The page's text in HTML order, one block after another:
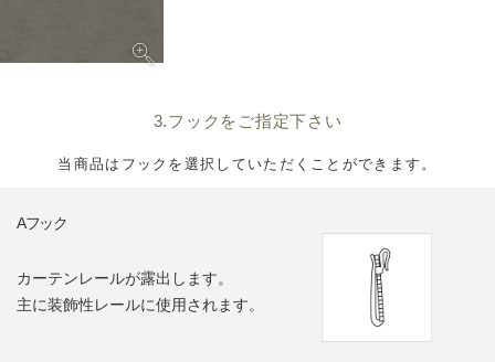
3.フックをご指定下さい
当商品はフックを選択していただくことができます。
Aフック
カーテンレールが露出します。
主に装飾性レールに使用されます。